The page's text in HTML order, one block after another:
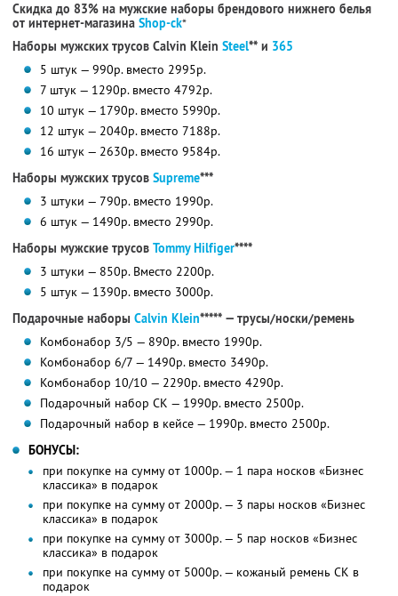
Скидка до 83% на мужские наборы брендового нижнего белья
от интернет-магазина Shop-ck*
Наборы мужских трусов Calvin Klein Steel** и 365
5 штук — 990р. вместо 2995р.
7 штук — 1290р. вместо 4792р.
10 штук — 1790р. вместо 5990р.
12 штук — 2040р. вместо 7188р.
16 штук — 2630р. вместо 9584р.
Наборы мужских трусов Supreme***
3 штуки — 790р. вместо 1990р.
6 штук — 1490р. вместо 2990р.
Наборы мужские трусов Tommy Hilfiger****
3 штуки — 850р. Вместо 2200р.
5 штук — 1390р. вместо 3000р.
Подарочные наборы Calvin Klein***** — трусы/носки/ремень
Комбонабор 3/5 — 890р. вместо 1990р.
Комбонабор 6/7 — 1490р. вместо 3490р.
Комбонабор 10/10 — 2290р. вместо 4290р.
Подарочный набор CK — 1990р. вместо 2500р.
Подарочный набор в кейсе — 1990р. вместо 2500р.
БОНУСЫ:
при покупке на сумму от 1000р. — 1 пара носков «Бизнес
классика» в подарок
при покупке на сумму от 2000р. — 3 пары носков «Бизнес
классика» в подарок
при покупке на сумму от 3000р. — 5 пар носков «Бизнес
классика» в подарок
при покупке на сумму от 5000р. — кожаный ремень CK в
подарок